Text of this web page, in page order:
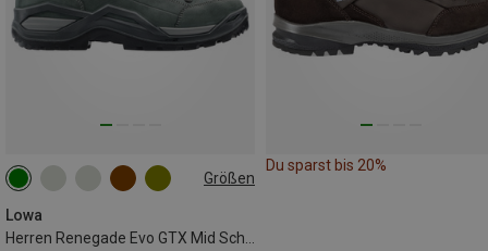
Größen
Lowa
Herren Renegade Evo GTX Mid Schuhe
Du sparst bis 20%